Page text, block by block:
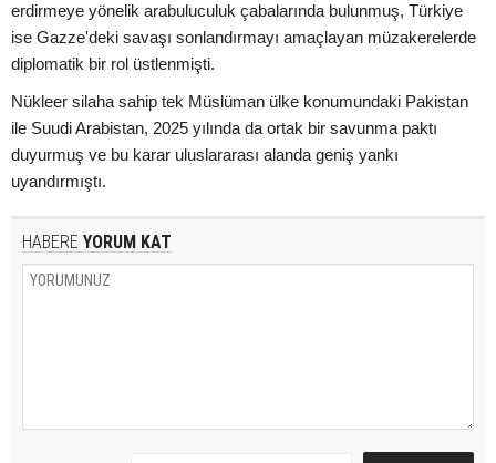
erdirmeye yönelik arabuluculuk çabalarında bulunmuş, Türkiye
ise Gazze'deki savaşı sonlandırmayı amaçlayan müzakerelerde
diplomatik bir rol üstlenmişti.
Nükleer silaha sahip tek Müslüman ülke konumundaki Pakistan
ile Suudi Arabistan, 2025 yılında da ortak bir savunma paktı
duyurmuş ve bu karar uluslararası alanda geniş yankı
uyandırmıştı.
HABERE YORUM KAT